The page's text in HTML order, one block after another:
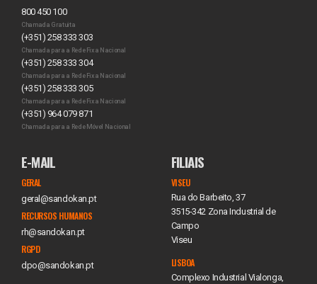
800 450 100
Chamada Gratuita
(+351) 258 333 303
Chamada para a Rede Fixa Nacional
(+351) 258 333 304
Chamada para a Rede Fixa Nacional
(+351) 258 333 305
Chamada para a Rede Fixa Nacional
(+351) 964 079 871
Chamada para a Rede Móvel Nacional
E-MAIL
GERAL
geral@sandokan.pt
RECURSOS HUMANOS
rh@sandokan.pt
RGPD
dpo@sandokan.pt
FILIAIS
VISEU
Rua do Barbeito, 37
3515-342 Zona Industrial de
Campo
Viseu
LISBOA
Complexo Industrial Vialonga,